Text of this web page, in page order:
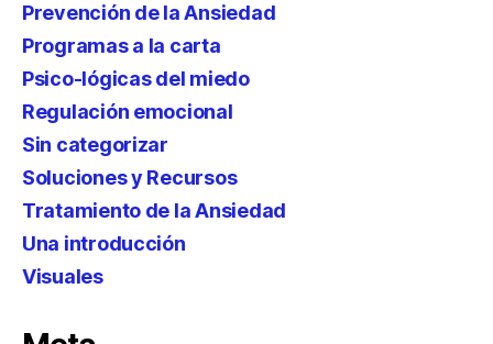
Prevención de la Ansiedad
Programas a la carta
Psico-lógicas del miedo
Regulación emocional
Sin categorizar
Soluciones y Recursos
Tratamiento de la Ansiedad
Una introducción
Visuales